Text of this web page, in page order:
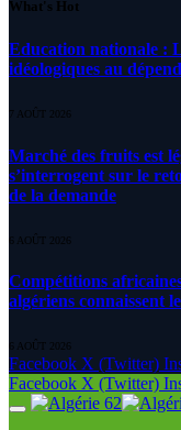
What's Hot
Education nationale :
idéologiques au
7 AOÛT 2026
Marché des fruits est
s’interrogent sur le
de la demande
6 AOÛT 2026
Compétitions
algériens connaissent
6 AOÛT 2026
Facebook X (Twitter)
Facebook X (Twitter)